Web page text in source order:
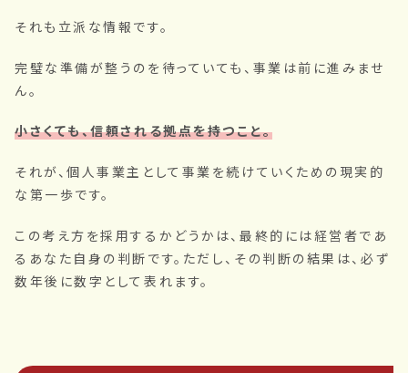
それも立派な情報です。
完璧な準備が整うのを待っていても、事業は前に進みませ
ん。
小さくても、信頼される拠点を持つこと。
それが、個人事業主として事業を続けていくための現実的
な第一歩です。
この考え方を採用するかどうかは、最終的には経営者であ
るあなた自身の判断です。ただし、その判断の結果は、必ず
数年後に数字として表れます。